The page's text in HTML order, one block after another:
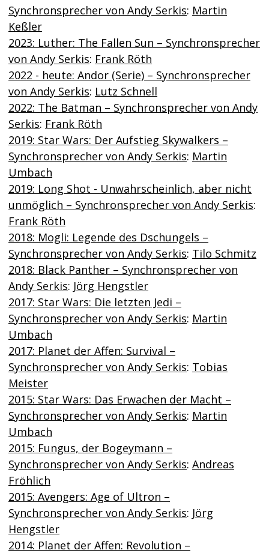
Synchronsprecher von Andy Serkis: Martin
Keßler
2023: Luther: The Fallen Sun – Synchronsprecher
von Andy Serkis: Frank Röth
2022 - heute: Andor (Serie) – Synchronsprecher
von Andy Serkis: Lutz Schnell
2022: The Batman – Synchronsprecher von Andy
Serkis: Frank Röth
2019: Star Wars: Der Aufstieg Skywalkers –
Synchronsprecher von Andy Serkis: Martin
Umbach
2019: Long Shot - Unwahrscheinlich, aber nicht
unmöglich – Synchronsprecher von Andy Serkis:
Frank Röth
2018: Mogli: Legende des Dschungels –
Synchronsprecher von Andy Serkis: Tilo Schmitz
2018: Black Panther – Synchronsprecher von
Andy Serkis: Jörg Hengstler
2017: Star Wars: Die letzten Jedi –
Synchronsprecher von Andy Serkis: Martin
Umbach
2017: Planet der Affen: Survival –
Synchronsprecher von Andy Serkis: Tobias
Meister
2015: Star Wars: Das Erwachen der Macht –
Synchronsprecher von Andy Serkis: Martin
Umbach
2015: Fungus, der Bogeymann –
Synchronsprecher von Andy Serkis:Andreas
Fröhlich
2015: Avengers: Age of Ultron –
Synchronsprecher von Andy Serkis: Jörg
Hengstler
2014: Planet der Affen: Revolution –